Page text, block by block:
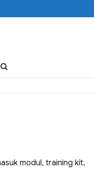
modul, training kit,